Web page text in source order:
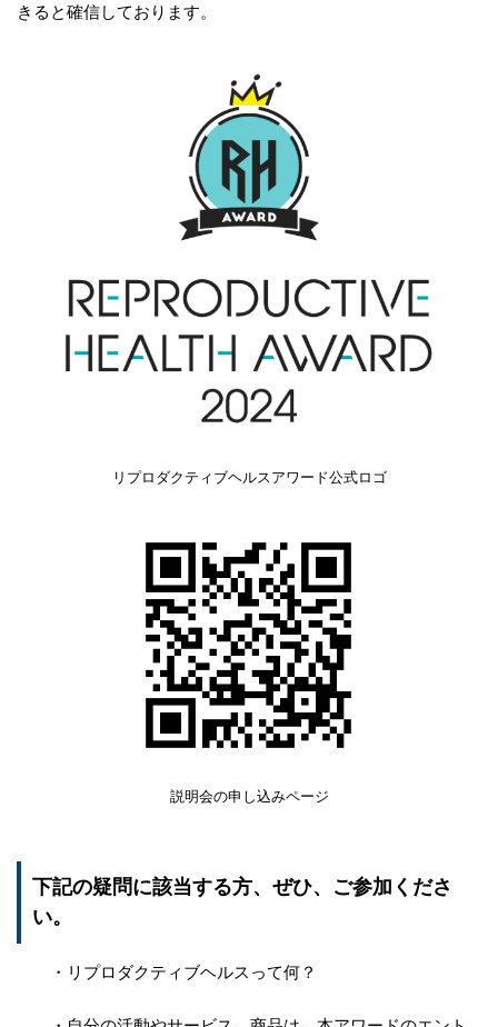
きると確信しております。
リプロダクティブヘルスアワード公式ロゴ
説明会の申し込みページ
下記の疑問に該当する方、ぜひ、ご参加くださ
い。
・リプロダクティブヘルスって何？